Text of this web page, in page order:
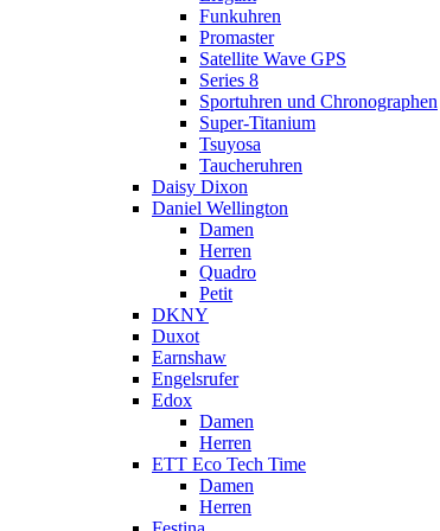
Funkuhren
Promaster
Satellite Wave GPS
Series 8
Sportuhren und Chronographen
Super-Titanium
Tsuyosa
Taucheruhren
Daisy Dixon
Daniel Wellington
Damen
Herren
Quadro
Petit
DKNY
Duxot
Earnshaw
Engelsrufer
Edox
Damen
Herren
ETT Eco Tech Time
Damen
Herren